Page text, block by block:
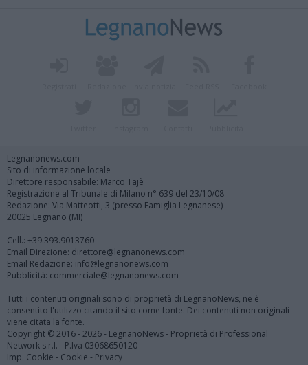
Legnanonews.com
Sito di informazione locale
Direttore responsabile: Marco Tajè
Registrazione al Tribunale di Milano n° 639 del 23/10/08
Redazione: Via Matteotti, 3 (presso Famiglia Legnanese)
20025 Legnano (MI)
Cell.: +39.393.9013760
Email Direzione: direttore@legnanonews.com
Email Redazione: info@legnanonews.com
Pubblicità: commerciale@legnanonews.com
Tutti i contenuti originali sono di proprietà di LegnanoNews, ne è
consentito l'utilizzo citando il sito come fonte. Dei contenuti non originali
viene citata la fonte.
Copyright © 2016 - 2026 - LegnanoNews - Proprietà di Professional
Network s.r.l. - P.Iva 03068650120
Imp. Cookie - Cookie - Privacy